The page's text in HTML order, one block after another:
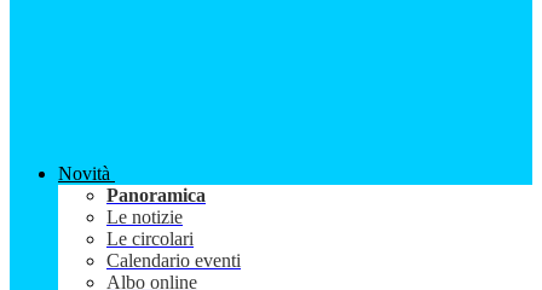
Novità
Panoramica
Le notizie
Le circolari
Calendario eventi
Albo online